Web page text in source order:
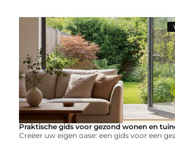
Praktische gids voor gezond wonen en
Creëer uw eigen oase: een gids voor een